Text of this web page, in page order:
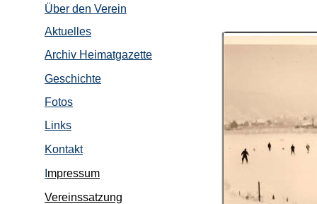
Über den Verein
Aktuelles
Archiv Heimatgazette
Geschichte
Fotos
Links
Kontakt
mpressum
Vereinssatzung